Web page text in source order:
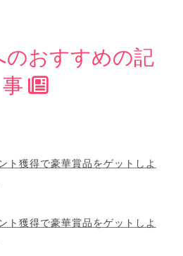
おすすめの記
事
ト獲得で豪華賞品をゲットしよ
ト獲得で豪華賞品をゲットしよ